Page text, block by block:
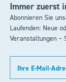
Immer zuerst
Abonnieren Sie
Laufenden: Neue
Veranstaltungen –